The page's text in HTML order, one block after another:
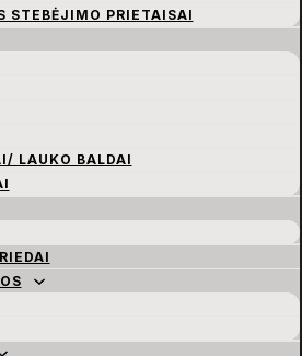
STEBĖJIMO PRIETAISAI
LAUKO BALDAI